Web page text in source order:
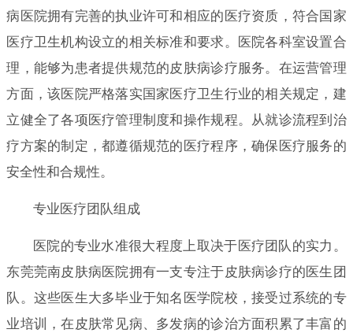
病医院拥有完善的执业许可和相应的医疗资质，符合国家
医疗卫生机构设立的相关标准和要求。医院各科室设置合
理，能够为患者提供规范的皮肤病诊疗服务。在运营管理
方面，该医院严格落实国家医疗卫生行业的相关规定，建
立健全了各项医疗管理制度和操作规程。从就诊流程到治
疗方案的制定，都遵循规范的医疗程序，确保医疗服务的
安全性和合规性。
专业医疗团队组成
医院的专业水准很大程度上取决于医疗团队的实力。
东莞莞南皮肤病医院拥有一支专注于皮肤病诊疗的医生团
队。这些医生大多毕业于知名医学院校，接受过系统的专
业培训，在皮肤常见病、多发病的诊治方面积累了丰富的